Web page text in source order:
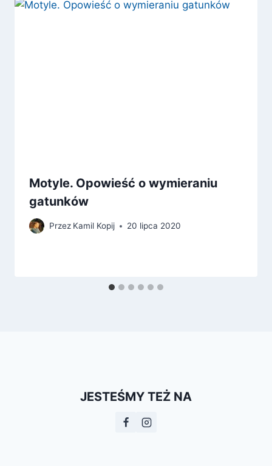
Motyle. Opowieść o wymieraniu
gatunków
Przez Kamil Kopij 20 lipca 2020
JESTEŚMY TEŻ NA